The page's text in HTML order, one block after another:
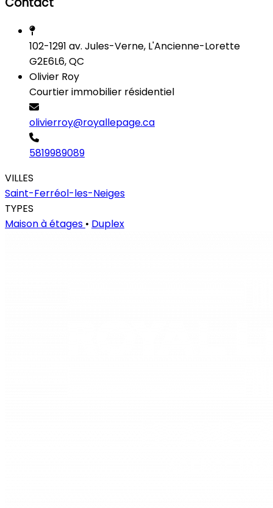
102-1291 av. Jules-Verne, L'Ancienne-Lorette
G2E6L6, QC
Olivier Roy
Courtier immobilier résidentiel
olivierroy@royallepage.ca
5819989089
VILLES
Saint-Ferréol-les-Neiges
TYPES
Maison à étages • Duplex